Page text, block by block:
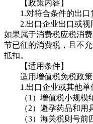
【政策内容】
1.对符合条件的出口
2.出口企业出口或视
如果属于消费税应税消
节已征的消费税，且不
抵扣。
【适用条件】
适用增值税免税政策
1.出口企业或其他单
（1）增值税小规模纳
（2）避孕药品和用具
（3）海关税则号前四